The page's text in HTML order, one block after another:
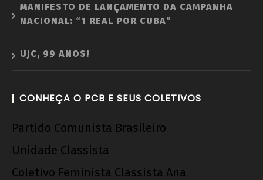
MANIFESTO DE LANÇAMENTO DA CAMPANHA
NACIONAL: “1 REAL POR CUBA”
UJC, 99 ANOS!
CONHEÇA O PCB E SEUS COLETIVOS
Partido Comunista Brasileiro
Unidade Classista
Coletivo Feminista Classista Ana